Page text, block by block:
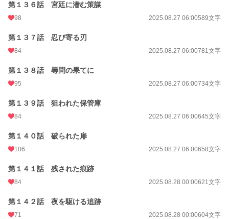
第１３６話 宮廷に潜む策謀
98 2025.08.27 06:00589文字
第１３７話 忍び寄る刃
84 2025.08.27 06:00781文字
第１３８話 尋問の果てに
95 2025.08.27 06:00734文字
第１３９話 狙われた保管庫
84 2025.08.27 06:00645文字
第１４０話 破られた扉
106 2025.08.27 06:00658文字
第１４１話 残された痕跡
84 2025.08.28 00:00621文字
第１４２話 夜を駆ける追跡
71 2025.08.28 00:00604文字